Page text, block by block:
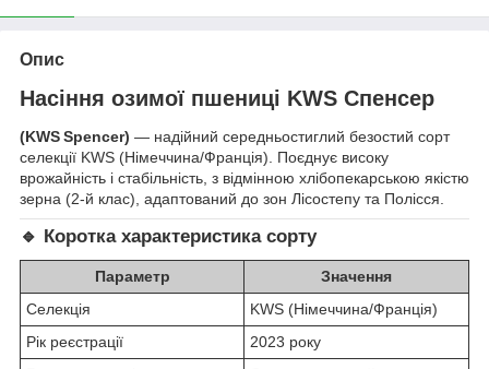
Опис
Насіння озимої пшениці KWS Спенсер
(KWS Spencer) — надійний середньостиглий безостий сорт
селекції KWS (Німеччина/Франція). Поєднує високу
врожайність і стабільність, з відмінною хлібопекарською якістю
зерна (2-й клас), адаптований до зон Лісостепу та Полісся.
🔹 Коротка характеристика сорту
Параметр
Значення
Селекція
KWS (Німеччина/Франція)
Рік реєстрації
2023 року